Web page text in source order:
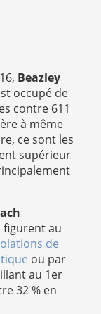
Beazley
occupé de
contre 611
à même
ce sont les
supérieur
figurent au
de
ou par
au 1er
32 % en